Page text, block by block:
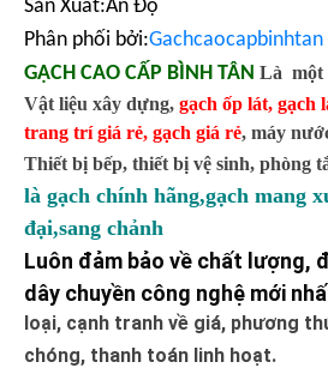
Sản Xuất:Ấn Độ
Phân phối bởi:Gachcaocapbinhtan
GẠCH CAO CẤP BÌNH TÂN Là một
Vật liệu xây dựng, gạch ốp lát, gạch
trang trí giá rẻ, gạch giá rẻ, máy
Thiết bị bếp, thiết bị vệ sinh, phòng
là gạch chính hãng,gạch mang
đại,sang chảnh
Luôn đảm bảo về chất lượng,
dây chuyền công nghệ mới
loại, cạnh tranh về giá, phương
chóng, thanh toán linh hoạt.